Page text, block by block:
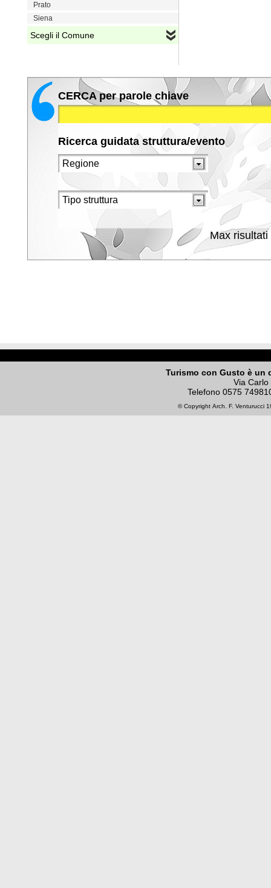
Prato
Siena
Scegli il Comune
CERCA per parole chiave
Ricerca guidata struttura/evento
Max risultati
Turismo con Gusto è un
Via
Telefono 0575
© Copyright Arch. F. Venturucci